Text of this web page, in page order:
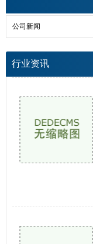
公司新闻
行业资讯